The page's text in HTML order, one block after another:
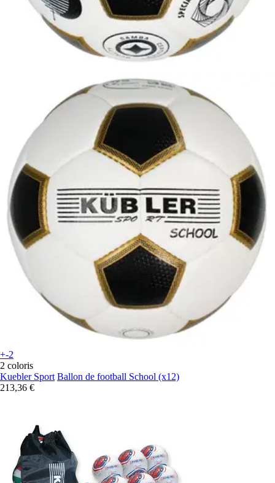
+-2
2 coloris
Kuebler Sport Ballon de football School (x12)
213,36 €